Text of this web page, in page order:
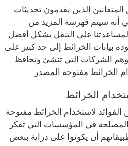
الذين يقدمون تحديثات
أنه سيتم فهرسة المزيد من
على التنقل بشكل أفضل
بيانات الخرائط إلى حد كبير على
الشركات التي تنشئ وتحافظ
الخرائط مفتوحة المصدر.
الخرائط
لاستخدام الخرائط مفتوحة
في المؤسسات التي تفكر
أن يكونوا على دراية ببعض